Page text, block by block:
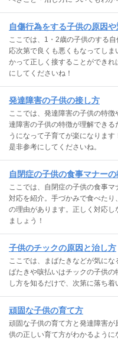
自傷行為をする子供の原因
ここでは、1・2歳の子供のする
応次第で良くも悪くもなってし
かって正しく接することができ
にしてくださいね！
発達障害の子供の接し方
ここでは、発達障害の子供の特
達障害の子供の特徴が理解でき
うになって子育てが楽になりま
是非参考にしてくださいね。
自閉症の子供の食事マナー
ここでは、自閉症の子供の食事
対応を紹介。手づかみで食べた
の理由があります。正しく対応
ましょう！
子供のチックの原因と治し方
ここでは、まばたきなどが気に
ばたきや咳払いはチックの子供
し方を知るだけで、次第に落ち着
頑固な子供の育て方
頑固な子供の育て方と発達障害
供の正しい育て方がわかるよう